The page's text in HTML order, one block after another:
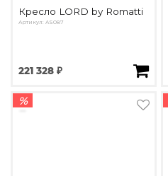
Кресло LORD by Romatti
Артикул: AS087
221 328 ₽
%